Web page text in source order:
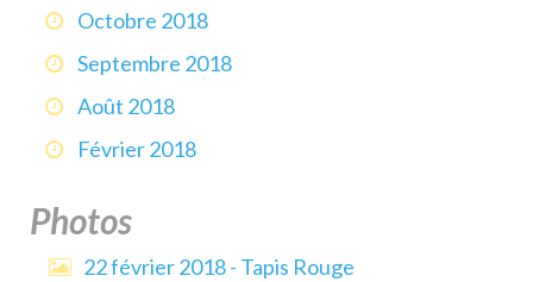
Octobre 2018
Septembre 2018
Août 2018
Février 2018
Photos
22 février 2018 - Tapis Rouge